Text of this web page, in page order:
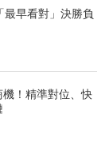
早看對」決勝負
機！精準對位、快